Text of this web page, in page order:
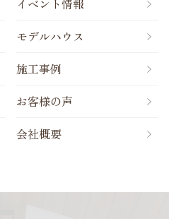
イベント情報
モデルハウス
施工事例
お客様の声
会社概要